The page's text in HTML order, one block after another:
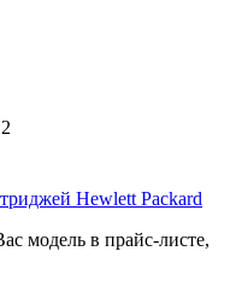
Hewlett Packard
модель в прайс-листе,